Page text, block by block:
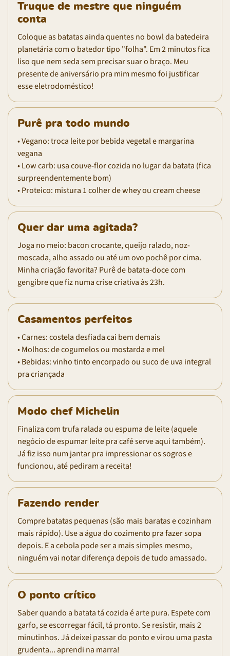
Truque de mestre que ninguém
conta
Coloque as batatas ainda quentes no bowl da batedeira
planetária com o batedor tipo "folha". Em 2 minutos fica
liso que nem seda sem precisar suar o braço. Meu
presente de aniversário pra mim mesmo foi justificar
esse eletrodoméstico!
Purê pra todo mundo
• Vegano: troca leite por bebida vegetal e margarina
vegana
• Low carb: usa couve-flor cozida no lugar da batata (fica
surpreendentemente bom)
• Proteico: mistura 1 colher de whey ou cream cheese
Quer dar uma agitada?
Joga no meio: bacon crocante, queijo ralado, noz-
moscada, alho assado ou até um ovo pochê por cima.
Minha criação favorita? Purê de batata-doce com
gengibre que fiz numa crise criativa às 23h.
Casamentos perfeitos
• Carnes: costela desfiada cai bem demais
• Molhos: de cogumelos ou mostarda e mel
• Bebidas: vinho tinto encorpado ou suco de uva integral
pra criançada
Modo chef Michelin
Finaliza com trufa ralada ou espuma de leite (aquele
negócio de espumar leite pra café serve aqui também).
Já fiz isso num jantar pra impressionar os sogros e
funcionou, até pediram a receita!
Fazendo render
Compre batatas pequenas (são mais baratas e cozinham
mais rápido). Use a água do cozimento pra fazer sopa
depois. E a cebola pode ser a mais simples mesmo,
ninguém vai notar diferença depois de tudo amassado.
O ponto crítico
Saber quando a batata tá cozida é arte pura. Espete com
garfo, se escorregar fácil, tá pronto. Se resistir, mais 2
minutinhos. Já deixei passar do ponto e virou uma pasta
grudenta... aprendi na marra!